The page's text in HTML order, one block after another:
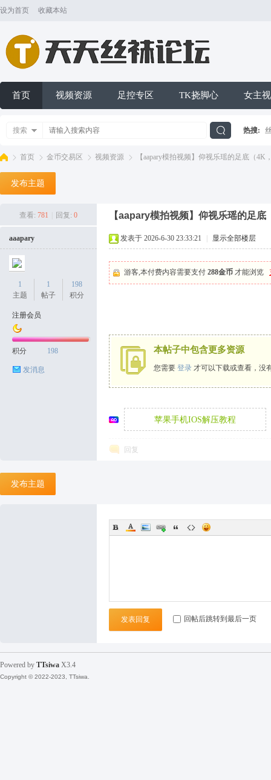
设为首页 收藏本站
首页 视频资源 足控专区 TK挠脚心 女主
搜索 热搜:
首页 金币交易区 视频资源 【aapary模拍视频】仰视乐瑶的足底（4K
发布主题
查看: 781 回复: 0 【aapary模拍视频】仰视乐瑶的足
aaapary
1
主题
1
帖子
198
积分
注册会员
积分 198
发消息
发表于 2026-6-30 23:33:21 显示全部楼层
游客,本付费内容需要支付 288金币 才能浏览
本帖子中包含更多资源
您需要 登录 才可以下载或查看，没
苹果手机IOS解压教程
回复
发布主题
发表回复 回帖后跳转到最后一页
Powered by TTsiwa X3.4
Copyright © 2022-2023, TTsiwa.